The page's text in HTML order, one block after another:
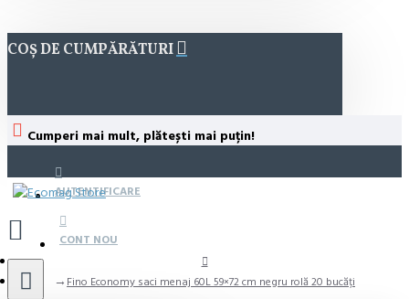
COȘ DE CUMPĂRĂTURI
Cumperi mai mult, plătești mai puțin!
AUTENTIFICARE
CONT NOU
Fino Economy saci menaj 60L 59×72 cm negru rolă 20 bucăți